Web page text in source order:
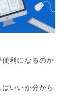
利になるのか
いいか分から